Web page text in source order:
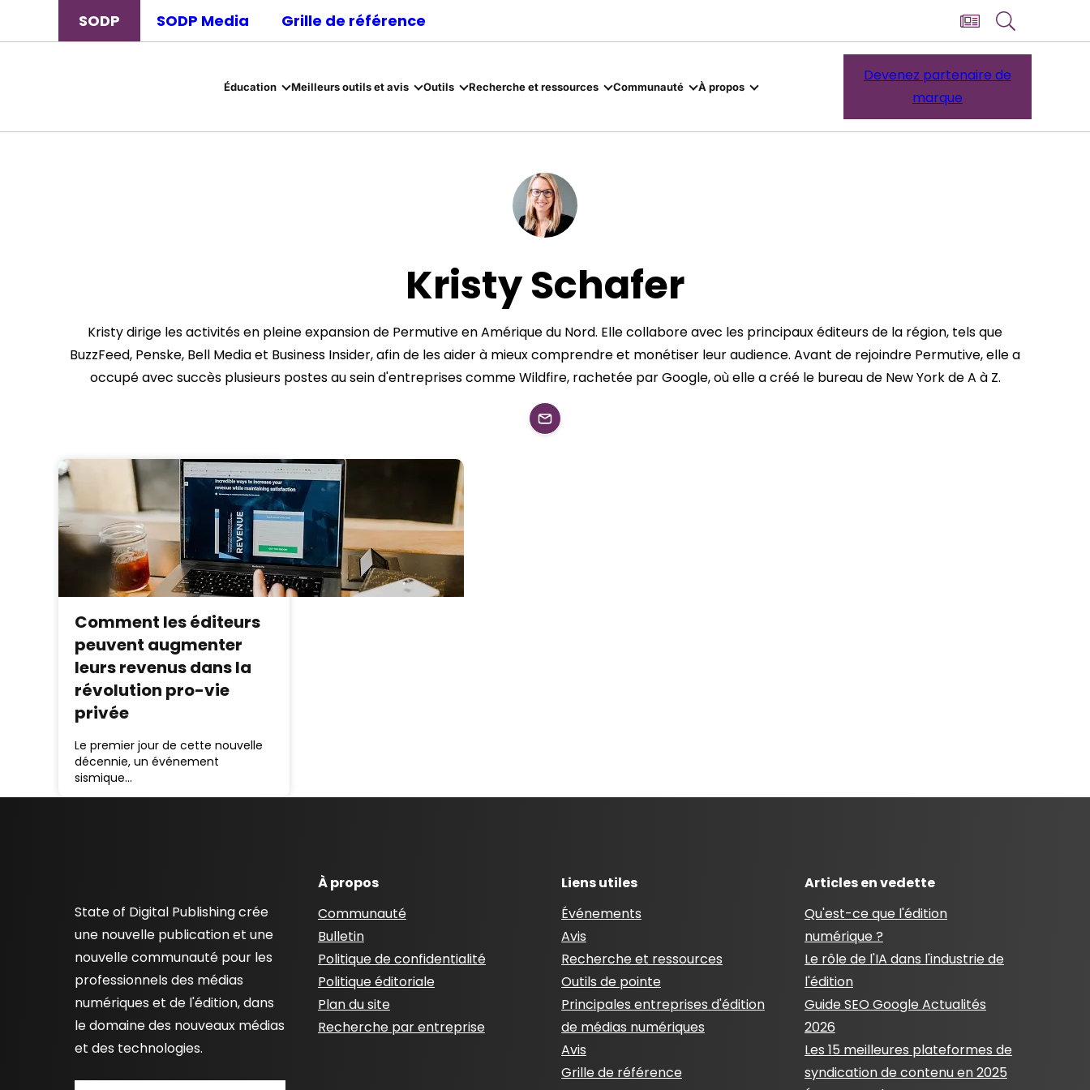
SODP SODP Media Grille de référence
Éducation Meilleurs outils et avis Outils Recherche et ressources Communauté À propos
Devenez partenaire de
marque
Kristy Schafer
Kristy dirige les activités en pleine expansion de Permutive en Amérique du Nord. Elle collabore avec les principaux éditeurs de la région, tels que
BuzzFeed, Penske, Bell Media et Business Insider, afin de les aider à mieux comprendre et monétiser leur audience. Avant de rejoindre Permutive, elle a
occupé avec succès plusieurs postes au sein d'entreprises comme Wildfire, rachetée par Google, où elle a créé le bureau de New York de A à Z.
Comment les éditeurs
peuvent augmenter
leurs revenus dans la
révolution pro-vie
privée
Le premier jour de cette nouvelle
décennie, un événement
sismique…
State of Digital Publishing crée
une nouvelle publication et une
nouvelle communauté pour les
professionnels des médias
numériques et de l'édition, dans
le domaine des nouveaux médias
et des technologies.
À propos
Communauté
Bulletin
Politique de confidentialité
Politique éditoriale
Plan du site
Recherche par entreprise
Liens utiles
Événements
Avis
Recherche et ressources
Outils de pointe
Principales entreprises d'édition
de médias numériques
Avis
Grille de référence
Articles en vedette
Qu'est-ce que l'édition
numérique ?
Le rôle de l'IA dans l'industrie de
l'édition
Guide SEO Google Actualités
2026
Les 15 meilleures plateformes de
syndication de contenu en 2025